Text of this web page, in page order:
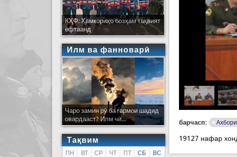
барчасп:
19127 нафар
КҲФ: Ҳамкориҳо бозҳам тақвият
ёфтаанд
Илм ва фанноварӣ
Чаро замин рӯ ба гармои шадид
овардааст? Илм чӣ...
Тақвим
ПН ВТ СР ЧТ ПТ СБ
ВС